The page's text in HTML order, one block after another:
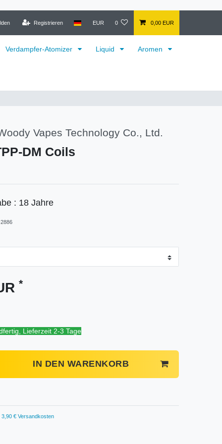
Registrieren EUR 0 0,00 EUR
Verdampfer-Atomizer Liquid Aromen
Vapes Technology Co., Ltd.
DM Coils
: 18 Jahre
*
Lieferzeit 2-3 Tage
IN DEN WARENKORB
3,90 € Versandkosten